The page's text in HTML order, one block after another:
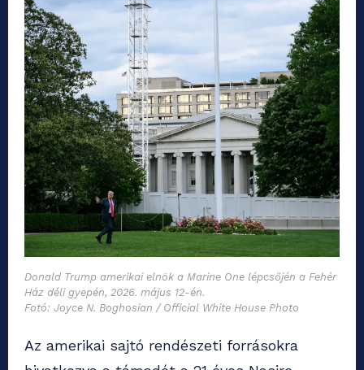
Donald Trump amerikai elnök a Marine One lépcsőjén a Fehér
Ház déli gyepén, 2026. május 12-én.
Fotó: Joyce N. Boghosian / Official White House Photo
Az amerikai sajtó rendészeti forrásokra